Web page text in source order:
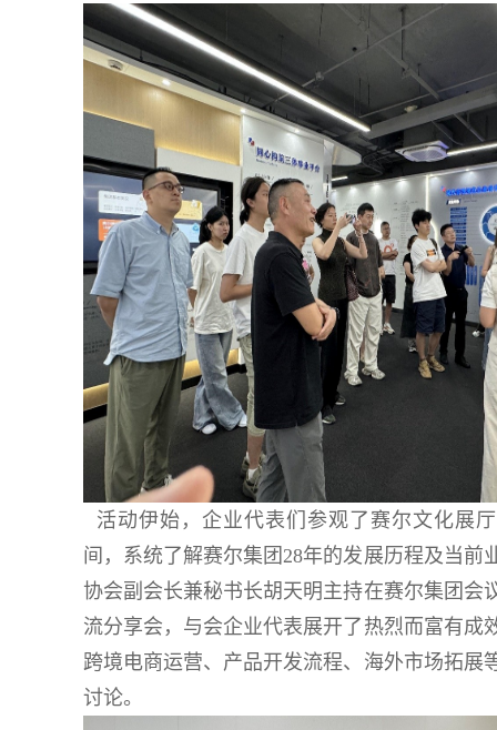
活动伊始，企业代表们参观了赛尔文化展
间，系统了解赛尔集团28年的发展历程及当前
协会副会长兼秘书长胡天明主持在赛尔集团会
流分享会，与会企业代表展开了热烈而富有成
跨境电商运营、产品开发流程、海外市场拓展
讨论。